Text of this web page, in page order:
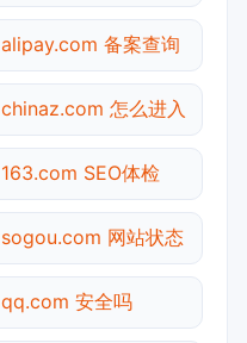
alipay.com 备案查询
chinaz.com 怎么进入
163.com SEO体检
sogou.com 网站状态
qq.com 安全吗